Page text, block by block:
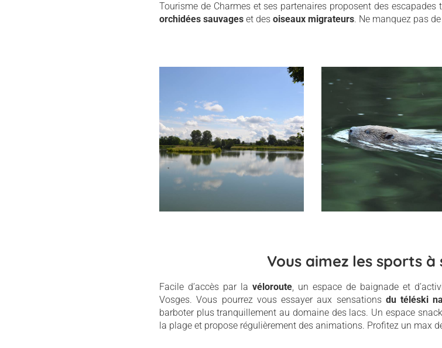
Tourisme de Charmes et ses partenaires proposent des
orchidées sauvages et des oiseaux migrateurs. Ne manquez pas
Vous aimez les sports à
Facile d’accès par la véloroute, un espace de baignade et
Vosges. Vous pourrez vous essayer aux sensations du téléski
barboter plus tranquillement au domaine des lacs. Un espace
la plage et propose régulièrement des animations. Profitez un max